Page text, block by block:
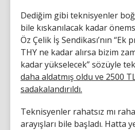
Dediğim gibi teknisyenler
bile kıskanılacak kadar
Öz Çelik İş Sendikası’nın “Ek
THY ne kadar alırsa bizim
kadar yükselecek” sözüyle
daha aldatmış oldu ve 2500
sadakalandırıldı.
Teknisyenler rahatsız mı
arayışları bile başladı. Hatta